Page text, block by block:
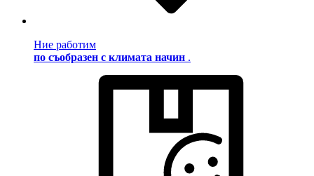
Ние работим
по съобразен с климата начин .